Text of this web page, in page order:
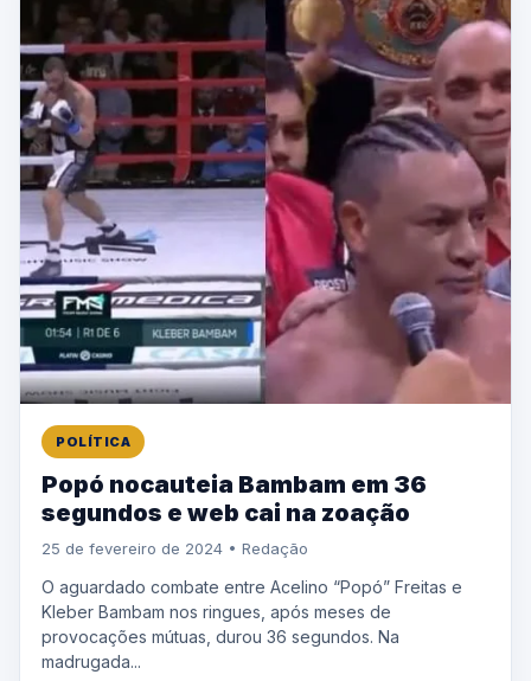
POLÍTICA
Popó nocauteia Bambam em 36
segundos e web cai na zoação
25 de fevereiro de 2024 • Redação
O aguardado combate entre Acelino “Popó” Freitas e
Kleber Bambam nos ringues, após meses de
provocações mútuas, durou 36 segundos. Na
madrugada...